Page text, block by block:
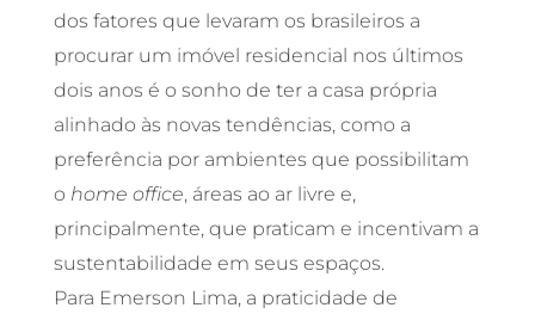
dos fatores que levaram os brasileiros a
procurar um imóvel residencial nos últimos
dois anos é o sonho de ter a casa própria
alinhado às novas tendências, como a
preferência por ambientes que possibilitam
o home office, áreas ao ar livre e,
principalmente, que praticam e incentivam a
sustentabilidade em seus espaços.
Para Emerson Lima, a praticidade de